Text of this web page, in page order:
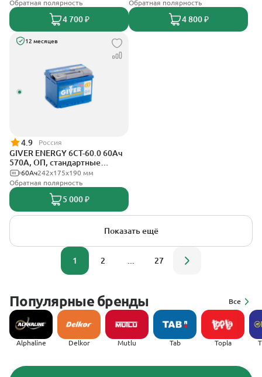
Обратная полярность
4 700 ₽
Обратная полярность
4 800 ₽
12 месяцев
4.9 Россия
GIVER ENERGY 6СТ-60.0 60Ач
570А, ОП, стандартные
клеммы242х175х190 мм
60Ач
Обратная полярность
5 000 ₽
Показать ещё
1 2 27
Популярные бренды Все
Alphaline Delkor Mutlu Tab Topla